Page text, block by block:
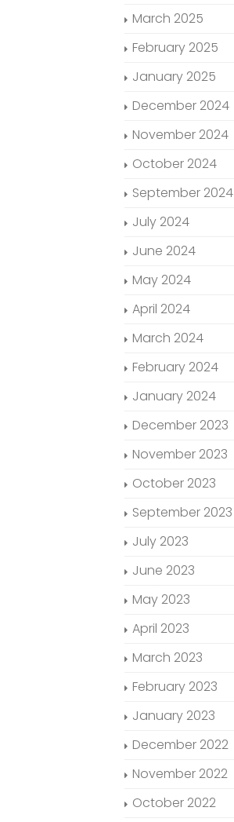
March 2025
February 2025
January 2025
December 2024
November 2024
October 2024
September 2024
July 2024
June 2024
May 2024
April 2024
March 2024
February 2024
January 2024
December 2023
November 2023
October 2023
September 2023
July 2023
June 2023
May 2023
April 2023
March 2023
February 2023
January 2023
December 2022
November 2022
October 2022